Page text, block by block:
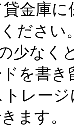
金庫に
ださい
なく
を書
レー
ます。